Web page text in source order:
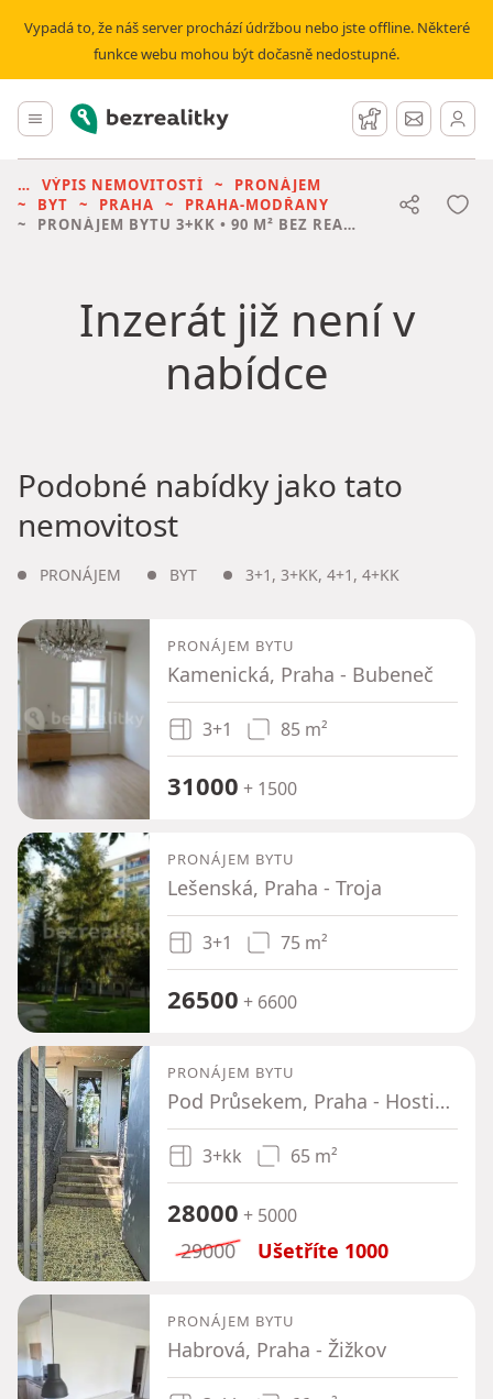
Vypadá to, že náš server prochází údržbou nebo jste offline. Některé
funkce webu mohou být dočasně nedostupné.
Hlavní menu
Bezrealitky Hlídací pes
Zprávy
VÝPIS NEMOVITOSTÍ
PRONÁJEM
BYT
PRAHA
PRAHA-MODŘANY
PRONÁJEM BYTU 3+KK • 90 M² BEZ REALITKY
Inzerát již není v
nabídce
Podobné nabídky jako tato
nemovitost
PRONÁJEM BYT 3+1 , 3+KK, 4+1 , 4+KK
PRONÁJEM BYTU
Kamenická, Praha - Bubeneč
3+1 85 m²
31000 + 1500
PRONÁJEM BYTU
Lešenská, Praha - Troja
3+1 75 m²
26500 + 6600
PRONÁJEM BYTU
Pod Průsekem, Praha - Hostivař
3+kk 65 m²
28000 + 5000
29000 Ušetříte 1000
PRONÁJEM BYTU
Habrová, Praha - Žižkov